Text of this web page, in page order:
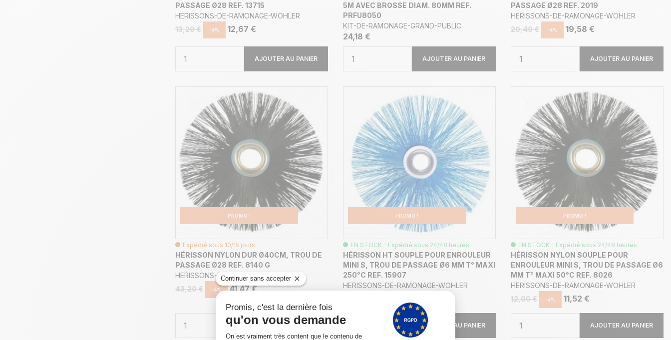
PASSAGE Ø28 REF. 13715
HERISSONS-DE-RAMONAGE-WOHLER
13,20 €
-4% 12,67 €
AJOUTER AU PANIER
5M AVEC BROSSE DIAM. 80MM REF.
PRFU8050
KIT-DE-RAMONAGE-GRAND-PUBLIC
24,18 €
AJOUTER AU PANIER
PASSAGE Ø28 REF. 2019
HERISSONS-DE-RAMONAGE-WOHLER
20,40 €
-4% 19,58 €
AJOUTER AU PANIER
PROMO !
Expédié sous 10/15 jours
HÉRISSON NYLON DUR Ø40CM, TROU DE
PASSAGE Ø28 REF. 8140 G
HERISSONS-DE-RAMONAGE-WOHLER
43,20 €
-4% 41,47 €
AJOUTER AU PANIER
PROMO !
EN STOCK - Expédié sous 24/48 heures
HÉRISSON HT SOUPLE POUR ENROULEUR
MINI S, TROU DE PASSAGE Ø6 MM T° MAXI
250°C REF. 15907
HERISSONS-DE-RAMONAGE-WOHLER
AJOUTER AU PANIER
PROMO !
EN STOCK - Expédié sous 24/48 heures
HÉRISSON NYLON SOUPLE POUR
ENROULEUR MINI S, TROU DE PASSAGE Ø6
MM T° MAXI 50°C REF. 8026
HERISSONS-DE-RAMONAGE-WOHLER
12,00 €
-4% 11,52 €
AJOUTER AU PANIER